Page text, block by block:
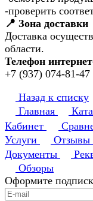
-проверить
📍 Зона доставки
Доставка
области.
Телефон
+7 (937) 074-81-47
Назад к списку
Главная
Кабинет
Услуги
Отзывы
Документы
Обзоры
Оформите